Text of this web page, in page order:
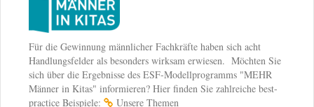
Für die Gewinnung männlicher Fachkräfte haben sich acht
Handlungsfelder als besonders wirksam erwiesen. Möchten Sie
sich über die Ergebnisse des ESF-Modellprogramms "MEHR
Männer in Kitas" informieren? Hier finden Sie zahlreiche best-
practice Beispiele:
Unsere Themen